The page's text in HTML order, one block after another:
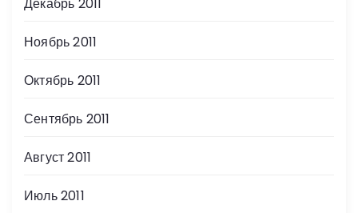
Ноябрь 2011
Октябрь 2011
Сентябрь 2011
Август 2011
Июль 2011